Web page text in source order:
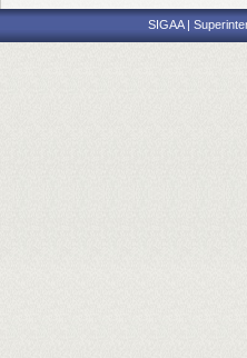
SIGAA |